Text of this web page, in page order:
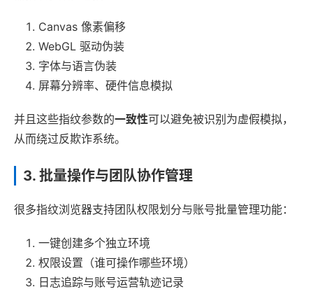
Canvas 像素偏移
WebGL 驱动伪装
字体与语言伪装
屏幕分辨率、硬件信息模拟
并且这些指纹参数的一致性可以避免被识别为虚假模拟，
从而绕过反欺诈系统。
3. 批量操作与团队协作管理
很多指纹浏览器支持团队权限划分与账号批量管理功能：
一键创建多个独立环境
权限设置（谁可操作哪些环境）
日志追踪与账号运营轨迹记录